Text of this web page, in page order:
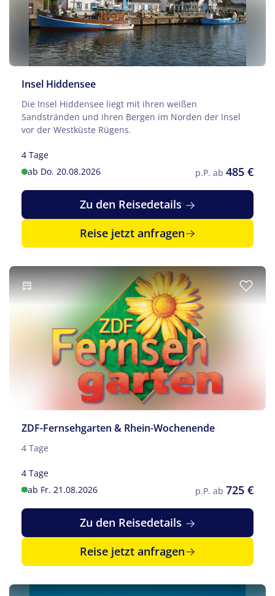
Insel Hiddensee
Die Insel Hiddensee liegt mit ihren weißen
Sandstränden und ihren Bergen im Norden der Insel
vor der Westküste Rügens.
4 Tage
ab Do. 20.08.2026
p.P. ab 485 €
Zu den Reisedetails
Reise jetzt anfragen
ZDF-Fernsehgarten & Rhein-Wochenende
4 Tage
4 Tage
ab Fr. 21.08.2026
p.P. ab 725 €
Zu den Reisedetails
Reise jetzt anfragen